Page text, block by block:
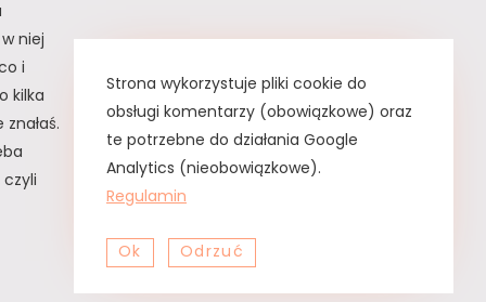
niej
i
kilka
czyli
Strona wykorzystuje pliki cookie do
obsługi komentarzy (obowiązkowe) oraz
te potrzebne do działania Google
Analytics (nieobowiązkowe).
Regulamin
Ok Odrzuć